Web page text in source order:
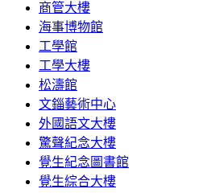
商管大樓
海事博物館
工學館
工學大樓
松濤館
文錙藝術中心
外國語文大樓
驚聲紀念大樓
覺生紀念圖書館
覺生綜合大樓